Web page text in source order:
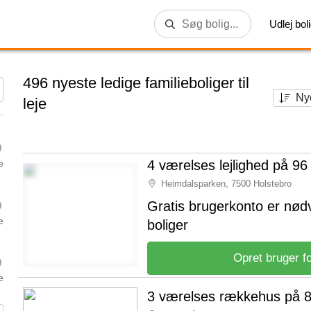
Udlej
496 nyeste ledige familieboliger til
leje
4 værelses lejlighed på 96
Heimdalsparken, 7500 Holstebro
Gratis brugerkonto er
boliger
Opret bruger
3 værelses rækkehus på